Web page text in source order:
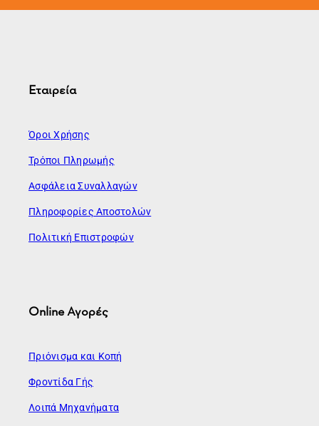
Εταιρεία
Όροι Χρήσης
Τρόποι Πληρωμής
Ασφάλεια Συναλλαγών
Πληροφορίες Αποστολών
Πολιτική Επιστροφών
Online Αγορές
Πριόνισμα και Κοπή
Φροντίδα Γής
Λοιπά Μηχανήματα